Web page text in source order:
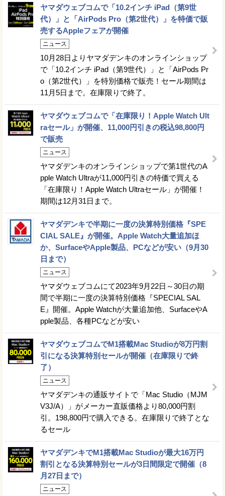
ヤマダウェブコムで「10.2インチ iPad（第9世
代）」と「AirPods Pro（第2世代）」を特価で販
売するAppleフェアが開催
ニュース
10月28日よりヤマダデンキのオンラインショップ
で「10.2インチ iPad（第9世代）」と「AirPods Pr
o（第2世代）」を特別価格で販売！セール期間は
11月5日まで。在庫限りで終了。
ヤマダウェブコムで「在庫限り！Apple Watch Ult
raセール」が開催、11,000円引きの税込98,800円
で販売
ニュース
ヤマダデンキのオンラインショップで第1世代のA
pple Watch Ultraが11,000円引きの特価で買える
「在庫限り！Apple Watch Ultraセール」が開催！
期間は12月31日まで。
ヤマダデンキで半期に一度の決算特別価格『SPE
CIAL SALE』が開催。Apple Watch大量追加ほ
か、SurfaceやApple製品、PCなどが安い（9月30
日まで）
ニュース
ヤマダウェブコムにて2023年9月22日～30日の期
間で半期に一度の決算特別価格『SPECIAL SAL
E』開催。Apple Watchが大量追加他、SurfaceやA
pple製品、各種PCなどが安い
ヤマダウェブコムでM1搭載Mac Studioが8万円割
引になる決算特別セールが開催（在庫限りで終
了）
ニュース
ヤマダデンキの通販サイトで「Mac Studio（MJM
V3J/A）」がメーカー直販価格より80,000円割
引。198,800円で購入できる。在庫限りで終了とな
るセール
ヤマダデンキでM1搭載Mac Studioが最大16万円
割引となる決算特別セールが3日間限定で開催（8
月27日まで）
ニュース